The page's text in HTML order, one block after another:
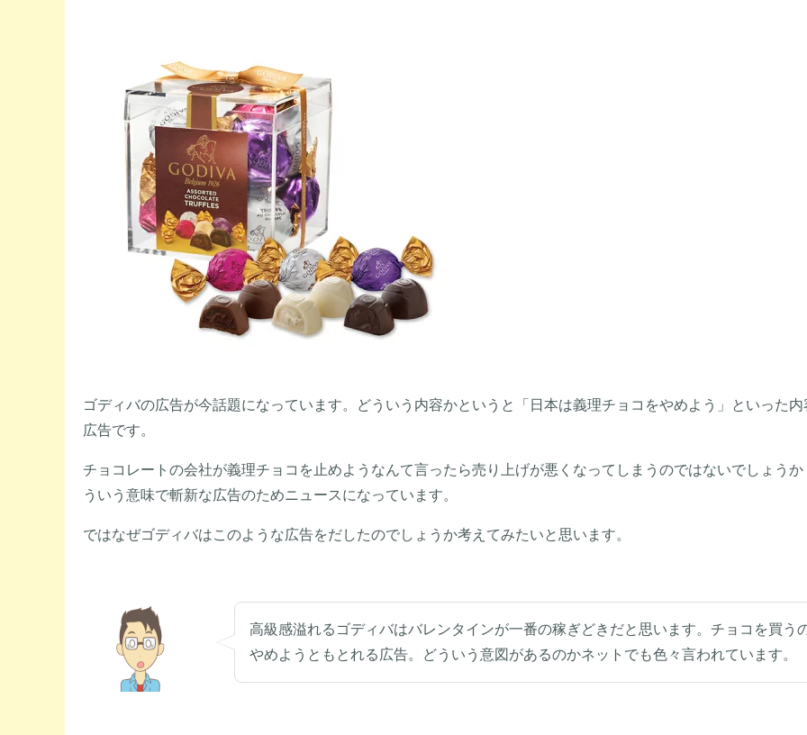
ゴディバの広告が今話題になっています。どういう内容かというと「日本は義理チョコをやめよう」といった内
広告です。
チョコレートの会社が義理チョコを止めようなんて言ったら売り上げが悪くなってしまうのではないでしょうか
ういう意味で斬新な広告のためニュースになっています。
ではなぜゴディバはこのような広告をだしたのでしょうか考えてみたいと思います。
高級感溢れるゴディバはバレンタインが一番の稼ぎどきだと思います。チョコを買う
やめようともとれる広告。どういう意図があるのかネットでも色々言われています。